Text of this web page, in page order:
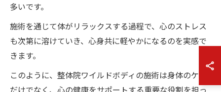
多いです。
施術を通じて体がリラックスする過程で、心のストレス
も次第に溶けていき、心身共に軽やかになるのを実感で
きます。
このように、整体院ワイルドボディの施術は身体のケア
だけでなく、心の健康をサポートする重要な役割を担っ